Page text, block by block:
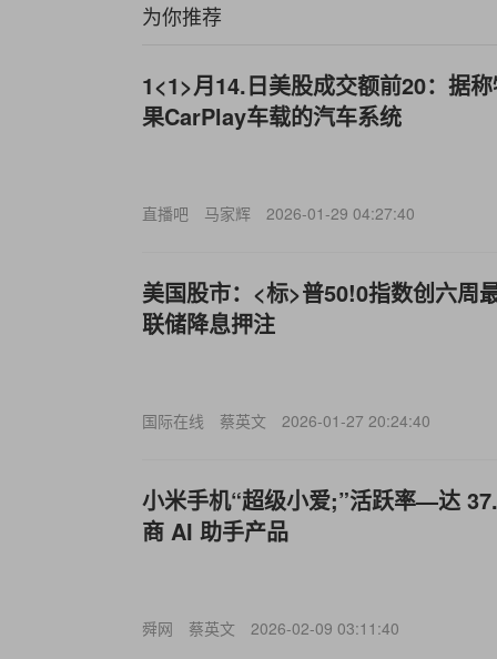
为你推荐
1<1>月14.日美股成交额前20：据
果CarPlay车载的汽车系统
直播吧 马家辉 2026-01-29 04:27:40
美国股市：<标>普50!0指数创六周
联储降息押注
国际在线 蔡英文 2026-01-27 20:24:40
小米手机“超级小爱;”活跃率—达
商 AI 助手产品
舜网 蔡英文 2026-02-09 03:11:40